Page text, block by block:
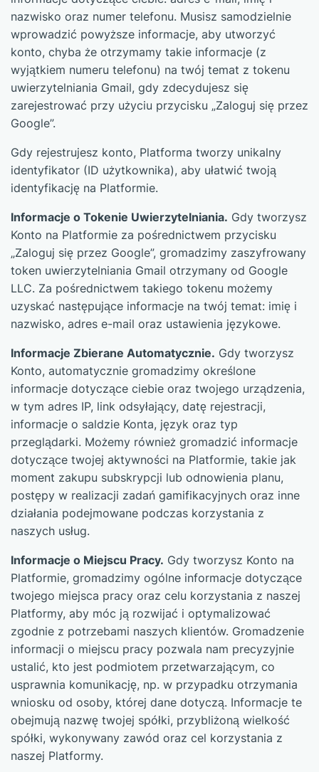
nazwisko oraz numer telefonu. Musisz samodzielnie
wprowadzić powyższe informacje, aby utworzyć
konto, chyba że otrzymamy takie informacje (z
wyjątkiem numeru telefonu) na twój temat z tokenu
uwierzytelniania Gmail, gdy zdecydujesz się
zarejestrować przy użyciu przycisku „Zaloguj się przez
Google”.
Gdy rejestrujesz konto, Platforma tworzy unikalny
identyfikator (ID użytkownika), aby ułatwić twoją
identyfikację na Platformie.
Informacje o Tokenie Uwierzytelniania. Gdy tworzysz
Konto na Platformie za pośrednictwem przycisku
„Zaloguj się przez Google”, gromadzimy zaszyfrowany
token uwierzytelniania Gmail otrzymany od Google
LLC. Za pośrednictwem takiego tokenu możemy
uzyskać następujące informacje na twój temat: imię i
nazwisko, adres e-mail oraz ustawienia językowe.
Informacje Zbierane Automatycznie. Gdy tworzysz
Konto, automatycznie gromadzimy określone
informacje dotyczące ciebie oraz twojego urządzenia,
w tym adres IP, link odsyłający, datę rejestracji,
informacje o saldzie Konta, język oraz typ
przeglądarki. Możemy również gromadzić informacje
dotyczące twojej aktywności na Platformie, takie jak
moment zakupu subskrypcji lub odnowienia planu,
postępy w realizacji zadań gamifikacyjnych oraz inne
działania podejmowane podczas korzystania z
naszych usług.
Informacje o Miejscu Pracy. Gdy tworzysz Konto na
Platformie, gromadzimy ogólne informacje dotyczące
twojego miejsca pracy oraz celu korzystania z naszej
Platformy, aby móc ją rozwijać i optymalizować
zgodnie z potrzebami naszych klientów. Gromadzenie
informacji o miejscu pracy pozwala nam precyzyjnie
ustalić, kto jest podmiotem przetwarzającym, co
usprawnia komunikację, np. w przypadku otrzymania
wniosku od osoby, której dane dotyczą. Informacje te
obejmują nazwę twojej spółki, przybliżoną wielkość
spółki, wykonywany zawód oraz cel korzystania z
naszej Platformy.